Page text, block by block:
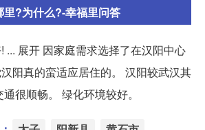
里?为什么?-幸福里问答
... 展开 因家庭需求选择了在汉阳中心
阳真的蛮适应居住的。 汉阳较武汉其
很顺畅。 绿化环境较好。